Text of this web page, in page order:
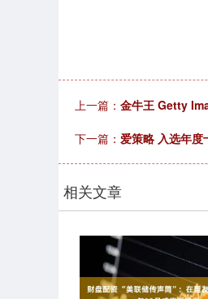
上一篇： 金牛王 Getty
下一篇： 爱策略 入选年度
相关文章